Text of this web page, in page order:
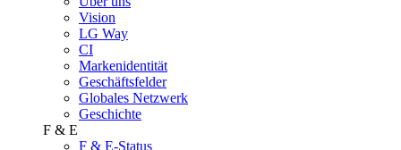
Vision
LG Way
CI
Markenidentität
Geschäftsfelder
Globales Netzwerk
Geschichte
F & E
F & E-Status